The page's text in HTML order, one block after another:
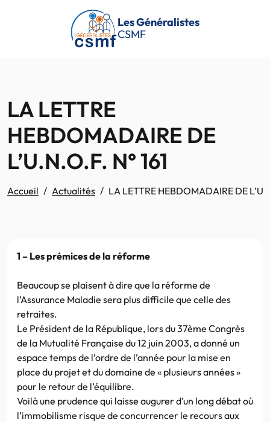
Passer au contenu principal
Les Généralistes
CSMF
LA LETTRE
HEBDOMADAIRE DE
L’U.N.O.F. N° 161
Accueil Actualités LA LETTRE HEBDOMADAIRE DE
1 – Les prémices de la réforme
Beaucoup se plaisent à dire que la réforme de
l’Assurance Maladie sera plus difficile que celle des
retraites.
Le Président de la République, lors du 37ème Congrès
de la Mutualité Française du 12 juin 2003, a donné un
espace temps de l’ordre de l’année pour la mise en
place du projet et du domaine de « plusieurs années »
pour le retour de l’équilibre.
Voilà une prudence qui laisse augurer d’un long débat où
l’immobilisme risque de concurrencer le recours aux